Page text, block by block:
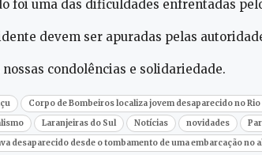
foi uma das dificuldades enfrentadas
devem ser apuradas pelas
condolências e solidariedade.
Corpo de Bombeiros localiza jovem desaparecido no
Laranjeiras do Sul Notícias novidades
desaparecido desde o tombamento de uma embarcação no